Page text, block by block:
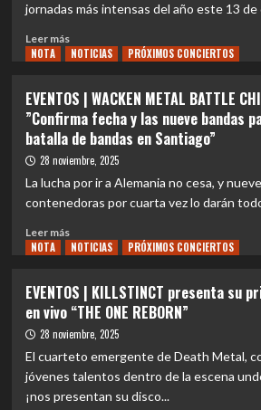
el
renacimiento
progresivo
Sevenfold
con
“The
Stage”
jornadas más intensas del año este 13 de
Leer másLeer
más
|
Catedrales
de
fuego:
rugido
de
For
My
que
encenderá
Loserville
NOTA NOTICIAS PRÓXIMOS CONCIERTOS
EVENTOS | WACKEN METAL BATTLE
”Confirma fecha y las nueve bandas
batalla de bandas en Santiago”
28 noviembre, 2025
La lucha por ir a Alemania no cesa, y
contenedoras por cuarta vez lo darán
Leer másLeer
más
|
WACKEN
METAL
BATTLE
2026:
”Confirma
NOTA NOTICIAS PRÓXIMOS CONCIERTOS
EVENTOS | KILLSTINCT presenta su
en vivo “THE ONE REBORN”
28 noviembre, 2025
El cuarteto emergente de Death Metal,
jóvenes talentos dentro de la escena
¡nos presentan su disco...